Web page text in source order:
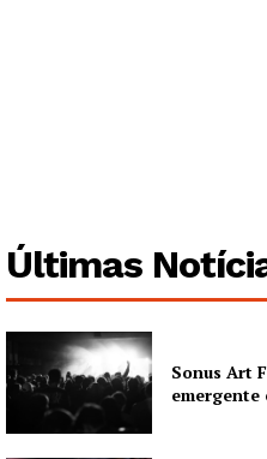
Institucional
Artigos
Edição Digital
Europa
Últimas
Sonus Art
emergente